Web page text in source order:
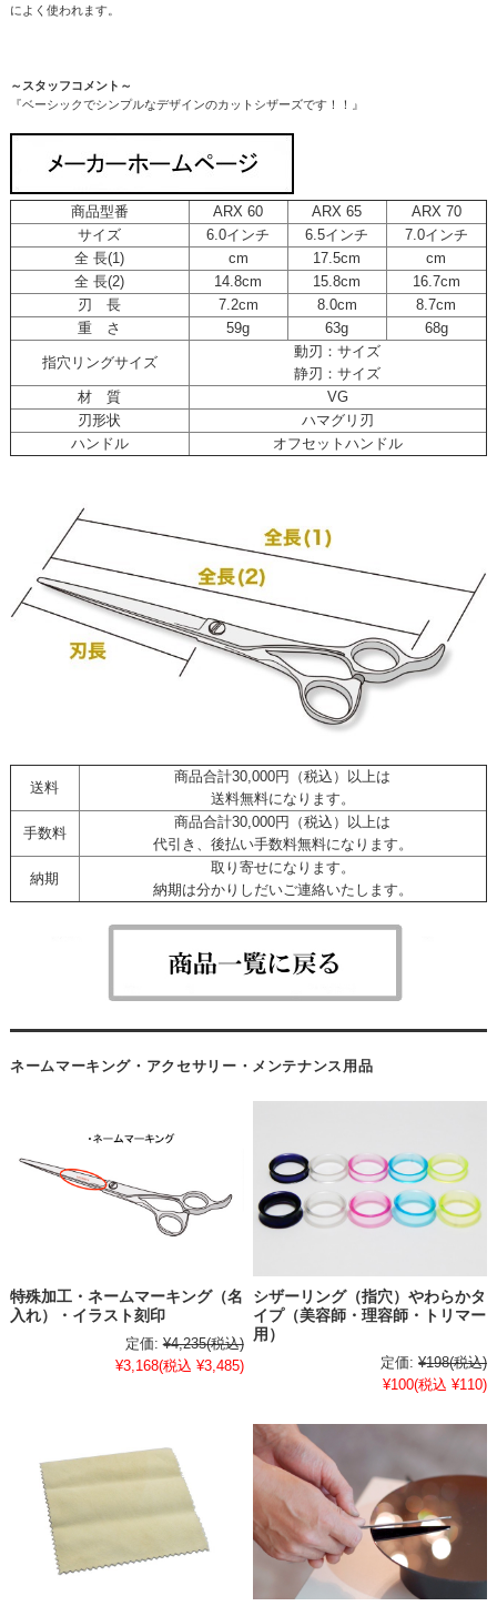
によく使われます。
～スタッフコメント～
『ベーシックでシンプルなデザインのカットシザーズです！！』
商品型番 ARX 60 ARX 65
ARX 70
サイズ
6.0インチ 6.5インチ
7.0インチ
全 長(1)
cm 17.5cm
cm
全 長(2)
14.8cm 15.8cm
16.7cm
刃 長
7.2cm 8.0cm
8.7cm
重 さ
59g 63g 68g
指穴リングサイズ
動刃：サイズ
静刃：サイズ
材 質
VG
刃形状
ハマグリ刃
ハンドル
オフセットハンドル
送料
商品合計30,000円（税込）以上は
送料無料になります。
手数料
商品合計30,000円（税込）以上は
代引き、後払い手数料無料になります。
納期
取り寄せになります。
納期は分かりしだいご連絡いたします。
ネームマーキング・アクセサリー・メンテナンス用品
特殊加工・ネームマーキング（名
入れ）・イラスト刻印
定価: ¥4,235(税込)
¥3,168(税込 ¥3,485)
シザーリング（指穴）やわらかタ
イプ（美容師・理容師・トリマー
用）
定価: ¥198(税込)
¥100(税込 ¥110)